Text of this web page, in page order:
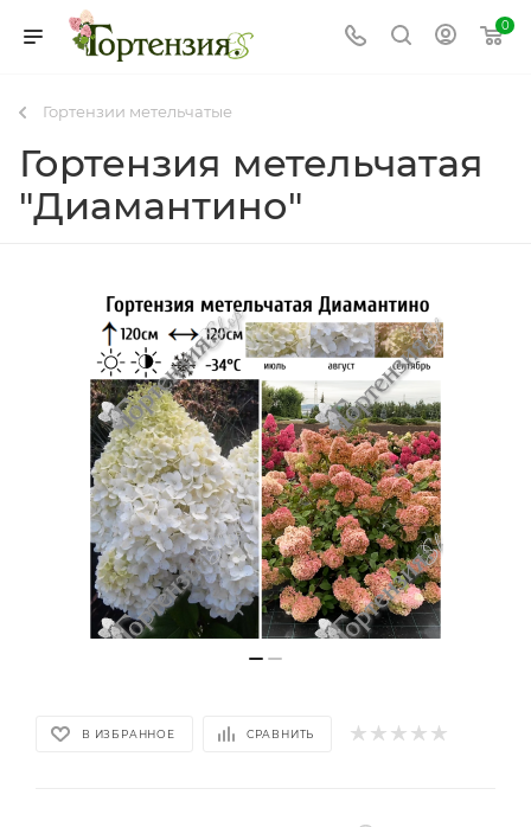
0
Гортензии метельчатые
Гортензия метельчатая
"Диамантино"
В ИЗБРАННОЕ СРАВНИТЬ